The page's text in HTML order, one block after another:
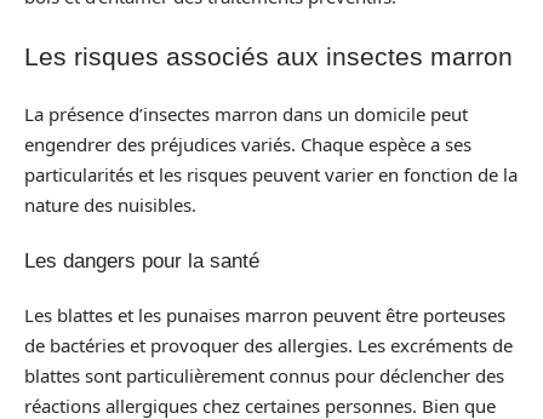
Les risques associés aux insectes marron
La présence d’insectes marron dans un domicile peut
engendrer des préjudices variés. Chaque espèce a ses
particularités et les risques peuvent varier en fonction de la
nature des nuisibles.
Les dangers pour la santé
Les blattes et les punaises marron peuvent être porteuses
de bactéries et provoquer des allergies. Les excréments de
blattes sont particulièrement connus pour déclencher des
réactions allergiques chez certaines personnes. Bien que